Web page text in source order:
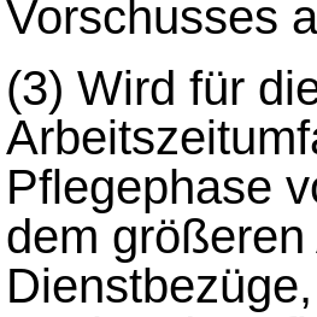
Vorschusses
(3) Wird für
Pflegephase
dem